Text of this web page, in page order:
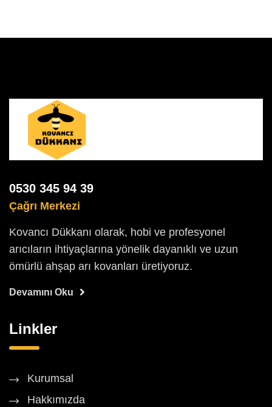
0530 345 94 39
Çağrı Merkezi
Kovancı Dükkanı olarak, hobi ve profesyonel
arıcıların ihtiyaçlarına yönelik dayanıklı ve uzun
ömürlü ahşap arı kovanları üretiyoruz.
Devamını Oku
Linkler
Kurumsal
Hakkımızda